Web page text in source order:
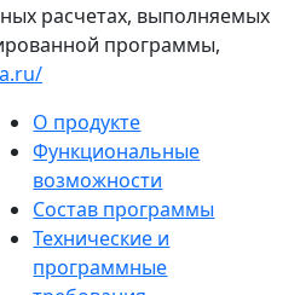
расчетах, выполняемых
программы,
О продукте
Функциональные
возможности
Состав программы
Технические и
программные